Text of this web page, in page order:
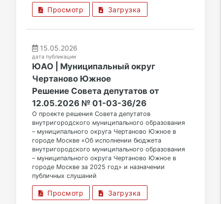
Просмотр Загрузка
15.05.2026
дата публикации
ЮАО | Муниципальный округ
Чертаново Южное
Решение Совета депутатов от
12.05.2026 № 01-03-36/26
О проекте решения Совета депутатов
внутригородского муниципального образования
– муниципального округа Чертаново Южное в
городе Москве «Об исполнении бюджета
внутригородского муниципального образования
– муниципального округа Чертаново Южное в
городе Москве за 2025 год» и назначении
публичных слушаний
Просмотр Загрузка